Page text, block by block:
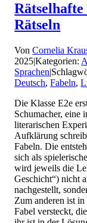
Rätseln
VonCornelia
2025|Kategorien:
Sprachen|
Deutsch,Fabeln,
Die Klasse E2e
Schumacher, eine
literarischen
Aufklärung
Fabeln. Die
sich als
wird jeweils die
Geschicht“) nicht
nachgestellt,
Zum anderen ist
Fabel versteckt,